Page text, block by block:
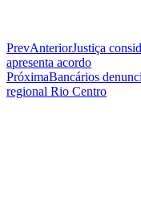
PrevAnteriorJustiça
apresenta acordo
PróximaBancários
regional Rio Centro